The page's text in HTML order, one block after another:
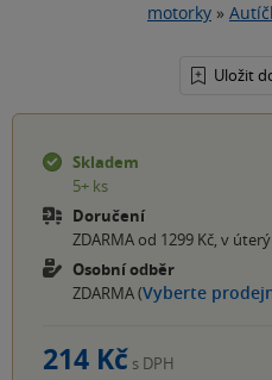
motorky »
Uložit
Skladem
5+ ks
Doručení
ZDARMA od 1299 Kč, v
Osobní odběr
ZDARMA (Vyberte
214 Kč s DPH